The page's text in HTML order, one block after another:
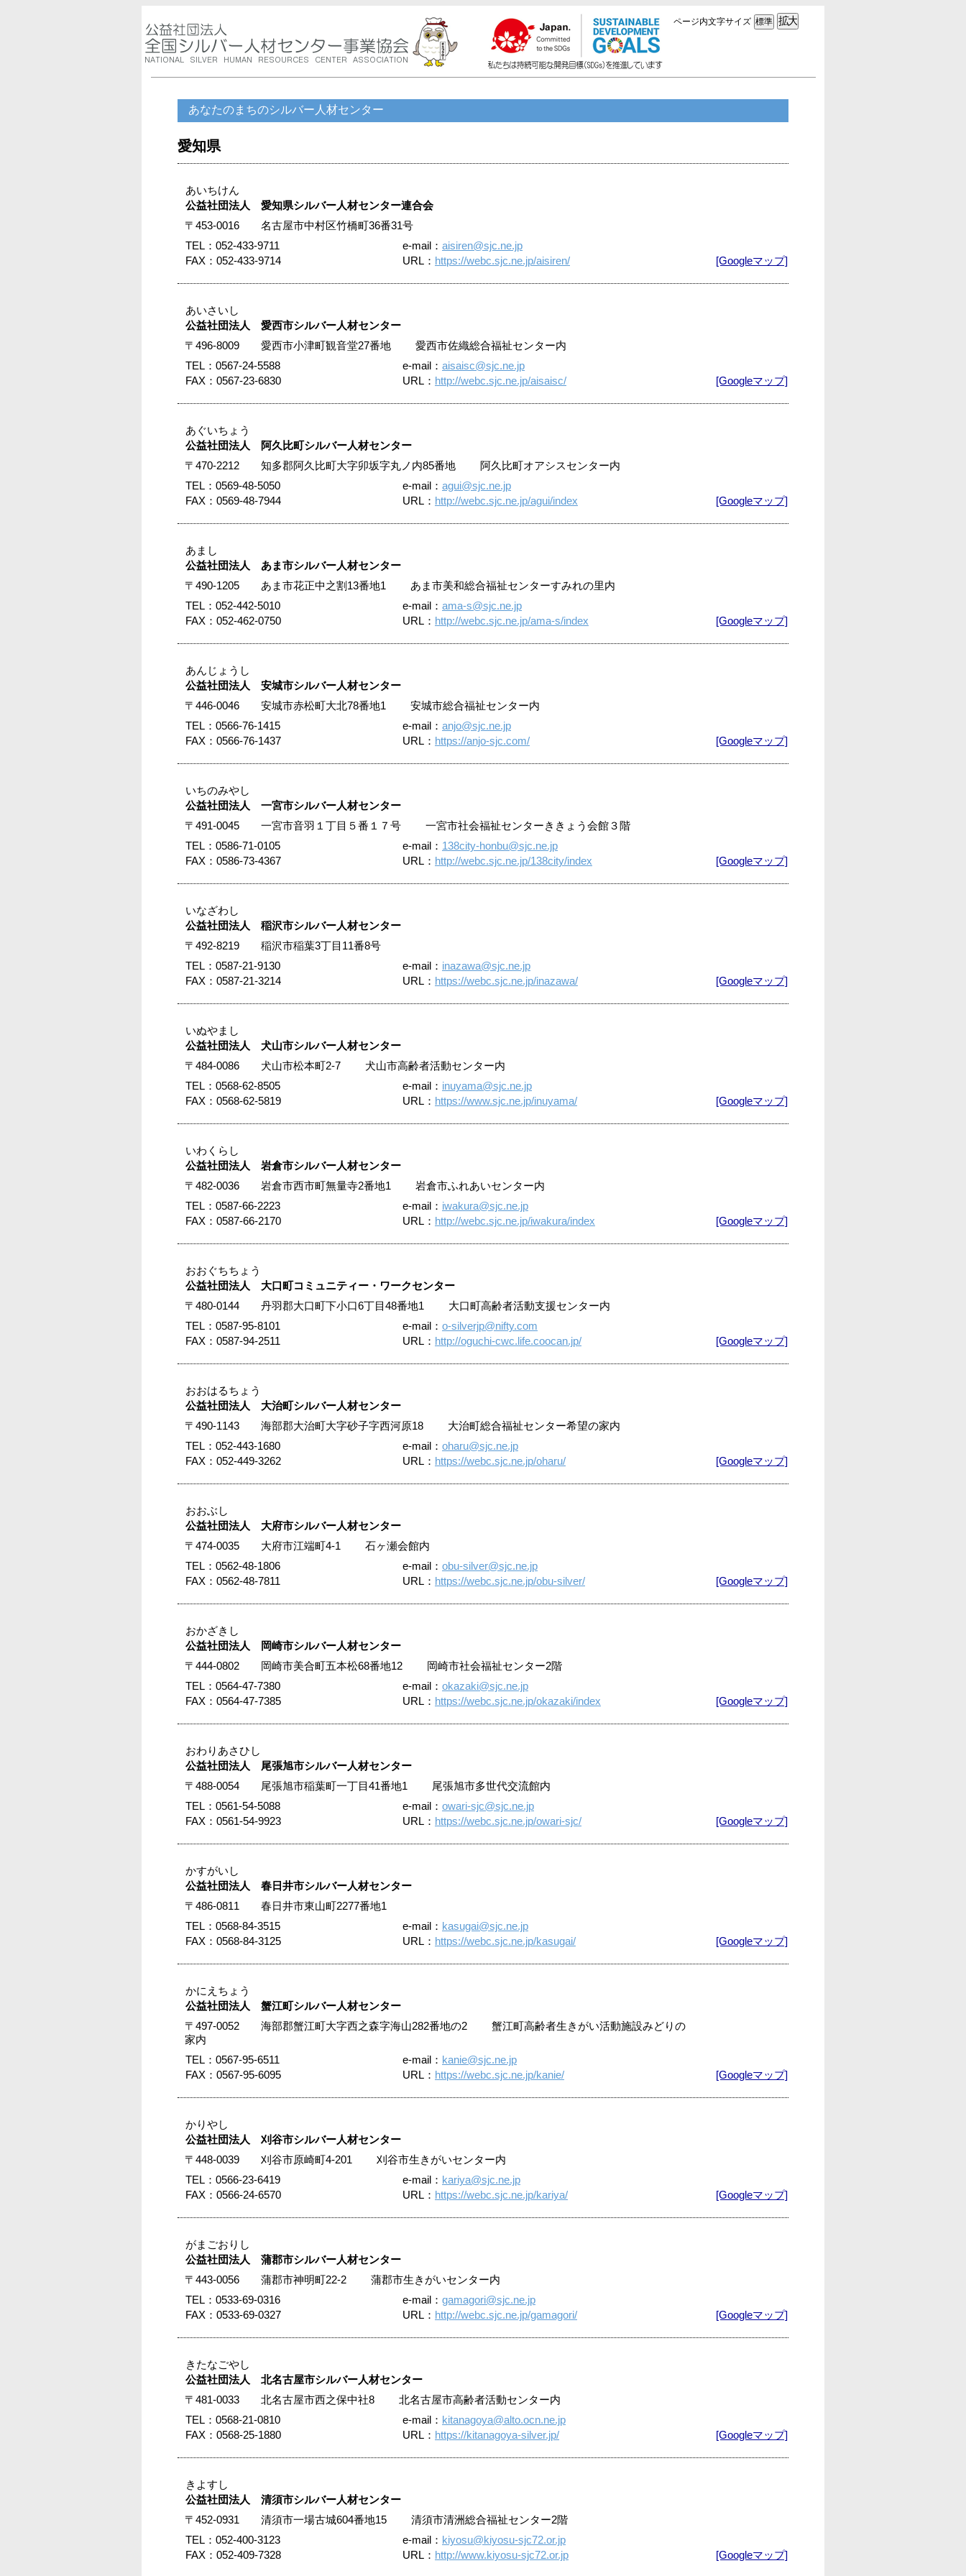
ページ内文字サイズ
あなたのまちのシルバー人材センター
愛知県
あいちけん
公益社団法人 愛知県シルバー人材センター連合会
〒453-0016 名古屋市中村区竹橋町36番31号
TEL：052-433-9711
e-mail： aisiren@sjc.ne.jp
FAX：052-433-9714
URL： https://webc.sjc.ne.jp/aisiren/ [Googleマップ]
あいさいし
公益社団法人 愛西市シルバー人材センター
〒496-8009 愛西市小津町観音堂27番地 愛西市佐織総合福祉センター内
TEL：0567-24-5588
e-mail： aisaisc@sjc.ne.jp
FAX：0567-23-6830
URL： http://webc.sjc.ne.jp/aisaisc/ [Googleマップ]
あぐいちょう
公益社団法人 阿久比町シルバー人材センター
〒470-2212 知多郡阿久比町大字卯坂字丸ノ内85番地 阿久比町オアシスセンター内
TEL：0569-48-5050
e-mail： agui@sjc.ne.jp
FAX：0569-48-7944
URL： http://webc.sjc.ne.jp/agui/index [Googleマップ]
あまし
公益社団法人 あま市シルバー人材センター
〒490-1205 あま市花正中之割13番地1 あま市美和総合福祉センターすみれの里内
TEL：052-442-5010
e-mail： ama-s@sjc.ne.jp
FAX：052-462-0750
URL： http://webc.sjc.ne.jp/ama-s/index [Googleマップ]
あんじょうし
公益社団法人 安城市シルバー人材センター
〒446-0046 安城市赤松町大北78番地1 安城市総合福祉センター内
TEL：0566-76-1415
e-mail： anjo@sjc.ne.jp
FAX：0566-76-1437
URL： https://anjo-sjc.com/ [Googleマップ]
いちのみやし
公益社団法人 一宮市シルバー人材センター
〒491-0045 一宮市音羽１丁目５番１７号 一宮市社会福祉センターききょう会館３階
TEL：0586-71-0105
e-mail： 138city-honbu@sjc.ne.jp
FAX：0586-73-4367
URL： http://webc.sjc.ne.jp/138city/index [Googleマップ]
いなざわし
公益社団法人 稲沢市シルバー人材センター
〒492-8219 稲沢市稲葉3丁目11番8号
TEL：0587-21-9130
e-mail： inazawa@sjc.ne.jp
FAX：0587-21-3214
URL： https://webc.sjc.ne.jp/inazawa/ [Googleマップ]
いぬやまし
公益社団法人 犬山市シルバー人材センター
〒484-0086 犬山市松本町2-7 犬山市高齢者活動センター内
TEL：0568-62-8505
e-mail： inuyama@sjc.ne.jp
FAX：0568-62-5819
URL： https://www.sjc.ne.jp/inuyama/ [Googleマップ]
いわくらし
公益社団法人 岩倉市シルバー人材センター
〒482-0036 岩倉市西市町無量寺2番地1 岩倉市ふれあいセンター内
TEL：0587-66-2223
e-mail： iwakura@sjc.ne.jp
FAX：0587-66-2170
URL： http://webc.sjc.ne.jp/iwakura/index [Googleマップ]
おおぐちちょう
公益社団法人 大口町コミュニティー・ワークセンター
〒480-0144 丹羽郡大口町下小口6丁目48番地1 大口町高齢者活動支援センター内
TEL：0587-95-8101
e-mail： o-silverjp@nifty.com
FAX：0587-94-2511
URL： http://oguchi-cwc.life.coocan.jp/ [Googleマップ]
おおはるちょう
公益社団法人 大治町シルバー人材センター
〒490-1143 海部郡大治町大字砂子字西河原18 大治町総合福祉センター希望の家内
TEL：052-443-1680
e-mail： oharu@sjc.ne.jp
FAX：052-449-3262
URL： https://webc.sjc.ne.jp/oharu/ [Googleマップ]
おおぶし
公益社団法人 大府市シルバー人材センター
〒474-0035 大府市江端町4-1 石ヶ瀬会館内
TEL：0562-48-1806
e-mail： obu-silver@sjc.ne.jp
FAX：0562-48-7811
URL： https://webc.sjc.ne.jp/obu-silver/ [Googleマップ]
おかざきし
公益社団法人 岡崎市シルバー人材センター
〒444-0802 岡崎市美合町五本松68番地12 岡崎市社会福祉センター2階
TEL：0564-47-7380
e-mail： okazaki@sjc.ne.jp
FAX：0564-47-7385
URL： https://webc.sjc.ne.jp/okazaki/index [Googleマップ]
おわりあさひし
公益社団法人 尾張旭市シルバー人材センター
〒488-0054 尾張旭市稲葉町一丁目41番地1 尾張旭市多世代交流館内
TEL：0561-54-5088
e-mail： owari-sjc@sjc.ne.jp
FAX：0561-54-9923
URL： https://webc.sjc.ne.jp/owari-sjc/ [Googleマップ]
かすがいし
公益社団法人 春日井市シルバー人材センター
〒486-0811 春日井市東山町2277番地1
TEL：0568-84-3515
e-mail： kasugai@sjc.ne.jp
FAX：0568-84-3125
URL： https://webc.sjc.ne.jp/kasugai/ [Googleマップ]
かにえちょう
公益社団法人 蟹江町シルバー人材センター
〒497-0052 海部郡蟹江町大字西之森字海山282番地の2 蟹江町高齢者生きがい活動施設みどりの
家内
TEL：0567-95-6511
e-mail： kanie@sjc.ne.jp
FAX：0567-95-6095
URL： https://webc.sjc.ne.jp/kanie/ [Googleマップ]
かりやし
公益社団法人 刈谷市シルバー人材センター
〒448-0039 刈谷市原崎町4-201 刈谷市生きがいセンター内
TEL：0566-23-6419
e-mail： kariya@sjc.ne.jp
FAX：0566-24-6570
URL： https://webc.sjc.ne.jp/kariya/ [Googleマップ]
がまごおりし
公益社団法人 蒲郡市シルバー人材センター
〒443-0056 蒲郡市神明町22-2 蒲郡市生きがいセンター内
TEL：0533-69-0316
e-mail： gamagori@sjc.ne.jp
FAX：0533-69-0327
URL： http://webc.sjc.ne.jp/gamagori/ [Googleマップ]
きたなごやし
公益社団法人 北名古屋市シルバー人材センター
〒481-0033 北名古屋市西之保中社8 北名古屋市高齢者活動センター内
TEL：0568-21-0810
e-mail： kitanagoya@alto.ocn.ne.jp
FAX：0568-25-1880
URL： https://kitanagoya-silver.jp/ [Googleマップ]
きよすし
公益社団法人 清須市シルバー人材センター
〒452-0931 清須市一場古城604番地15 清須市清洲総合福祉センター2階
TEL：052-400-3123
e-mail： kiyosu@kiyosu-sjc72.or.jp
FAX：052-409-7328
URL： http://www.kiyosu-sjc72.or.jp [Googleマップ]